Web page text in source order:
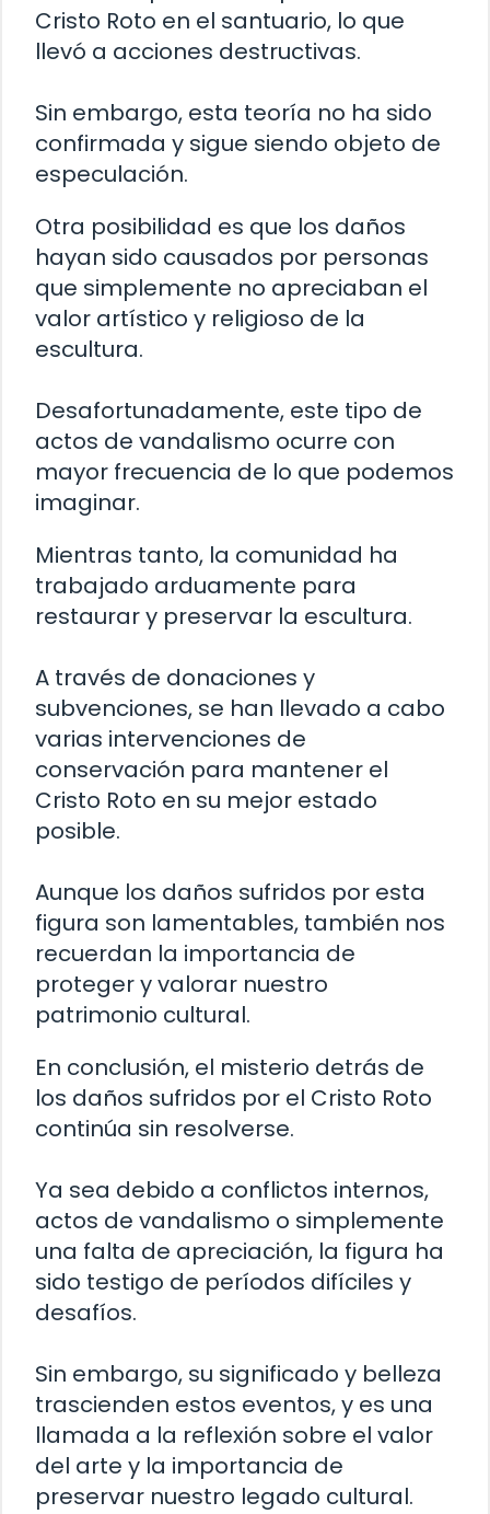
Cristo Roto en el santuario, lo que
llevó a acciones destructivas.
Sin embargo, esta teoría no ha sido
confirmada y sigue siendo objeto de
especulación.
Otra posibilidad es que los daños
hayan sido causados por personas
que simplemente no apreciaban el
valor artístico y religioso de la
escultura.
Desafortunadamente, este tipo de
actos de vandalismo ocurre con
mayor frecuencia de lo que podemos
imaginar.
Mientras tanto, la comunidad ha
trabajado arduamente para
restaurar y preservar la escultura.
A través de donaciones y
subvenciones, se han llevado a cabo
varias intervenciones de
conservación para mantener el
Cristo Roto en su mejor estado
posible.
Aunque los daños sufridos por esta
figura son lamentables, también nos
recuerdan la importancia de
proteger y valorar nuestro
patrimonio cultural.
En conclusión, el misterio detrás de
los daños sufridos por el Cristo Roto
continúa sin resolverse.
Ya sea debido a conflictos internos,
actos de vandalismo o simplemente
una falta de apreciación, la figura ha
sido testigo de períodos difíciles y
desafíos.
Sin embargo, su significado y belleza
trascienden estos eventos, y es una
llamada a la reflexión sobre el valor
del arte y la importancia de
preservar nuestro legado cultural.